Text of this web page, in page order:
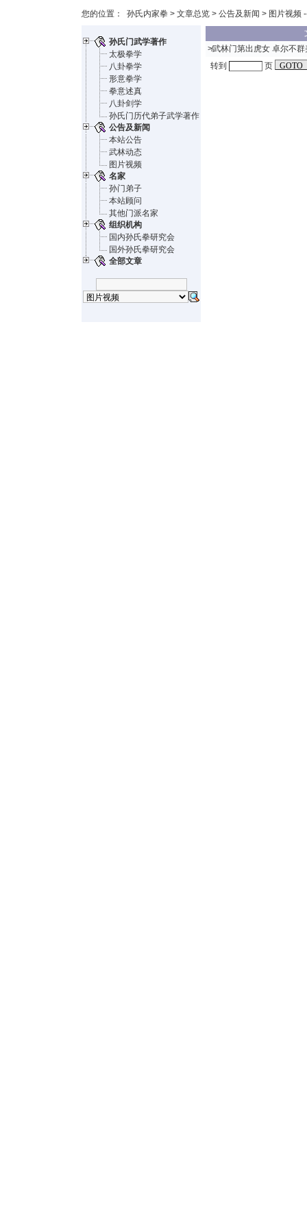
您的位置： 孙氏内家拳 > 文章总览 > 公告及新闻 > 图片视频
孙氏门武学著作
太极拳学
八卦拳学
形意拳学
拳意述真
八卦剑学
孙氏门历代弟子武学著作
公告及新闻
本站公告
武林动态
图片视频
名家
孙门弟子
本站顾问
其他门派名家
组织机构
国内孙氏拳研究会
国外孙氏拳研究会
全部文章
≯武林门第出虎女 卓尔不群
转到
页